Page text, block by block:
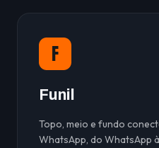
F
Funil
Topo, meio e fundo
WhatsApp, do WhatsApp